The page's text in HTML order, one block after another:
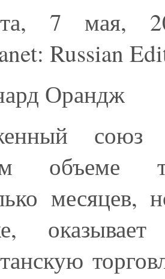
7 мая,
Russian
Орандж
союз
объеме
месяцев,